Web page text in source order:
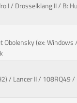
I / Drosselklang II / B:
(ex:
/ Lancer II / 108RQ49